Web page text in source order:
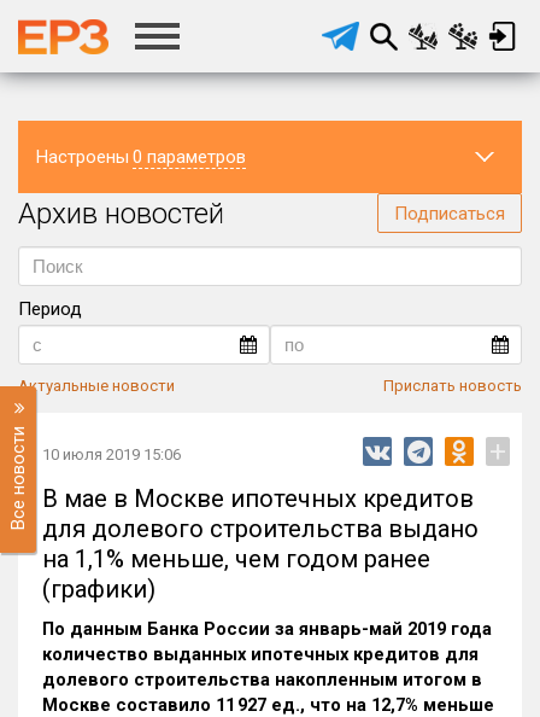
Настроены 0 параметров
Регион
Архив новостей Подписаться
Период
Актуальные новости Прислать новость
Все новости 10 июля 2019 15:06 +
В мае в Москве ипотечных кредитов
для долевого строительства выдано
на 1,1% меньше, чем годом ранее
(графики)
По данным Банка России за январь-май 2019 года
количество выданных ипотечных кредитов для
долевого строительства накопленным итогом в
Москве составило 11 927 ед., что на 12,7% меньше